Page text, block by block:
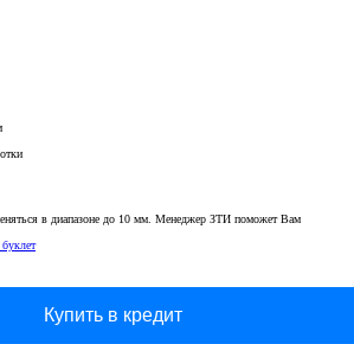
в диапазоне до 10 мм. Менеджер ЗТИ поможет Вам
Купить в кредит